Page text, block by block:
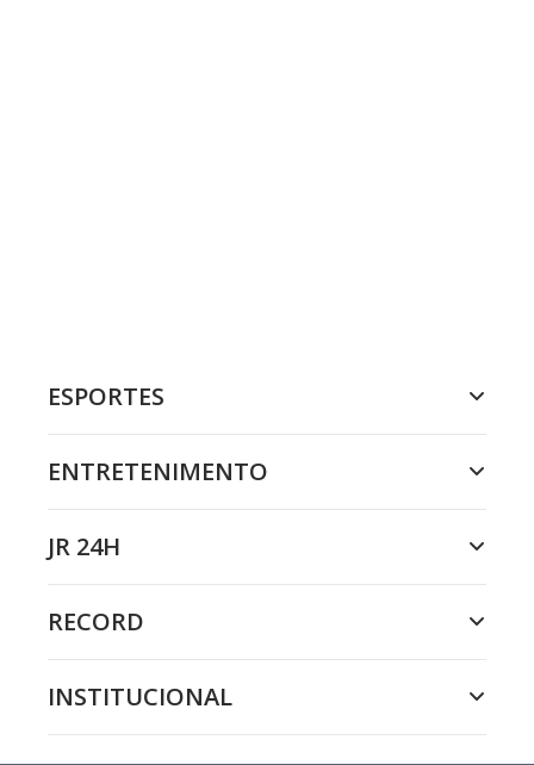
ESPORTES
ENTRETENIMENTO
JR 24H
RECORD
INSTITUCIONAL